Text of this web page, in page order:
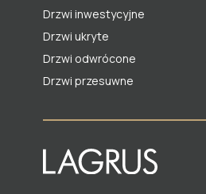
Drzwi inwestycyjne
Drzwi ukryte
Drzwi odwrócone
Drzwi przesuwne